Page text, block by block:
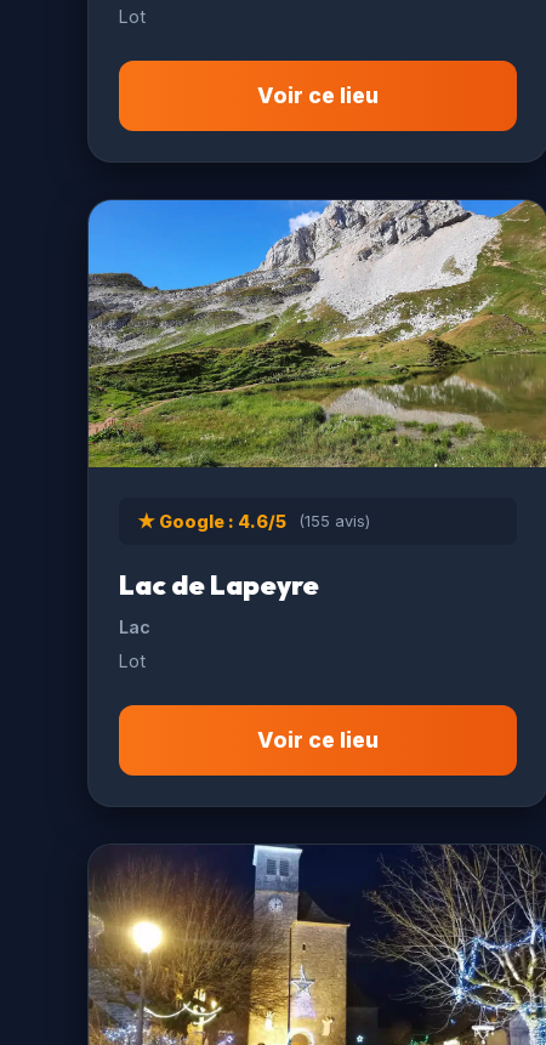
Lot
Voir ce lieu
★ Google : 4.6/5 (155 avis)
Lac de Lapeyre
Lac
Lot
Voir ce lieu